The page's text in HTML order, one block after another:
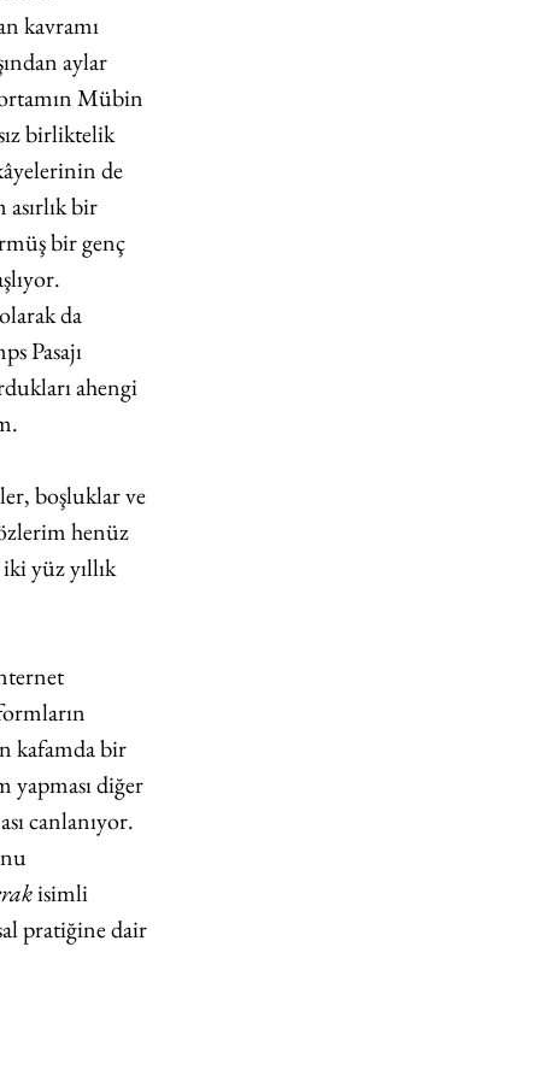
kavramı
aylar
Mübin
birliktelik
de
bir
bir genç
da
Pasajı
ahengi
boşluklar ve
henüz
yüz yıllık
kafamda bir
yapması diğer
canlanıyor.
isimli
pratiğine dair